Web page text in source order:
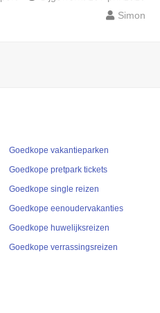
Simon
Goedkope vakantieparken
Goedkope pretpark tickets
Goedkope single reizen
Goedkope eenoudervakanties
Goedkope huwelijksreizen
Goedkope verrassingsreizen